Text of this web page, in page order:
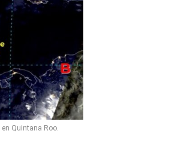
Quintana Roo.